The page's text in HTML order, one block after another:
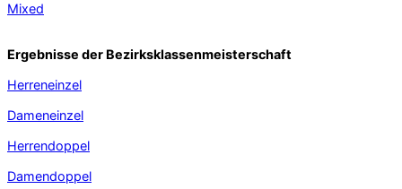
Mixed
Ergebnisse der Bezirksklassenmeisterschaft
Herreneinzel
Dameneinzel
Herrendoppel
Damendoppel